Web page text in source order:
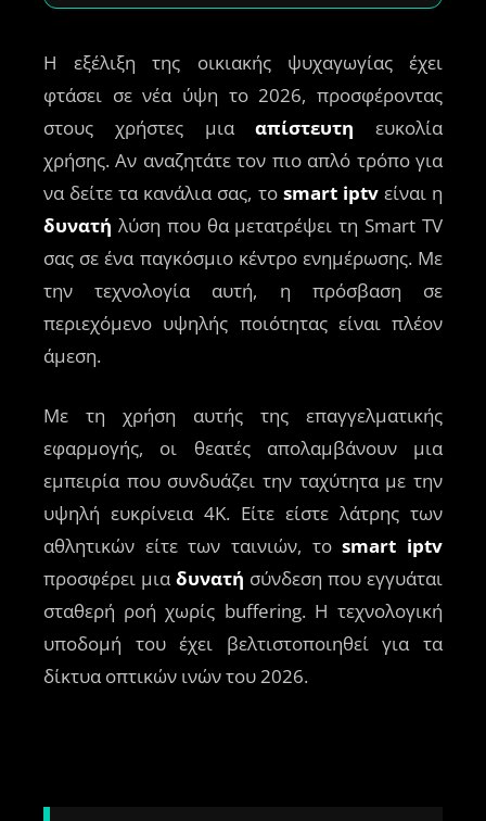
Η εξέλιξη της οικιακής ψυχαγωγίας έχει
φτάσει σε νέα ύψη το 2026, προσφέροντας
στους χρήστες μιααπίστευτη ευκολία
χρήσης. Αν αναζητάτε τον πιο απλό τρόπο για
να δείτε τα κανάλια σας, το smart iptvείναι η
δυνατή λύση που θα μετατρέψει τη Smart TV
σας σε ένα παγκόσμιο κέντρο ενημέρωσης. Με
την τεχνολογία αυτή, η πρόσβαση σε
περιεχόμενο υψηλής ποιότητας είναι πλέον
άμεση.
Με τη χρήση αυτής της επαγγελματικής
εφαρμογής, οι θεατές απολαμβάνουν μια
εμπειρία που συνδυάζει την ταχύτητα με την
υψηλή ευκρίνεια 4K. Είτε είστε λάτρης των
αθλητικών είτε των ταινιών, τοsmart iptv
προσφέρει μιαδυνατή σύνδεση που εγγυάται
σταθερή ροή χωρίς buffering. Η τεχνολογική
υποδομή του έχει βελτιστοποιηθεί για τα
δίκτυα οπτικών ινών του 2026.